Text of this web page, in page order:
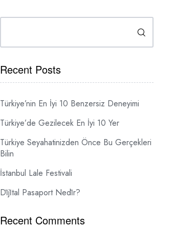
Ara
Recent Posts
Türkiye’nin En İyi 10 Benzersiz Deneyimi
Türkiye’de Gezilecek En İyi 10 Yer
Türkiye Seyahatinizden Önce Bu Gerçekleri
Bilin
İstanbul Lale Festivali
Di̇ji̇tal Pasaport Nedi̇r?
Recent Comments